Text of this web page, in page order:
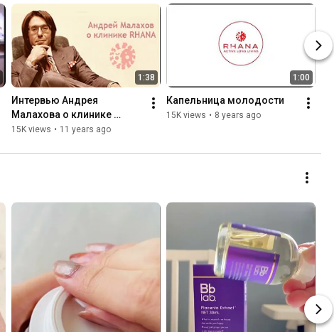
1:38
Интервью Андрея
Малахова о клинике
RHANA
15K views • 11 years ago
1:00
Капельница молодости
15K views • 8 years ago